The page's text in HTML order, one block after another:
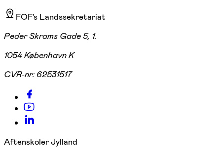
FOF's Landssekretariat
Peder Skrams Gade 5, 1.
1054 København K
CVR-nr: 62531517
Aftenskoler Jylland